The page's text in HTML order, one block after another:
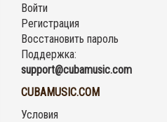
Войти
Регистрация
Восстановить пароль
Поддержка:
support@cubamusic.com
CUBAMUSIC.COM
Условия